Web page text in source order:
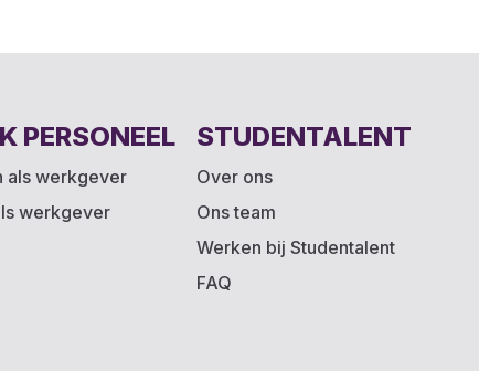
PERSONEEL
als werkgever
werkgever
STUDENTALENT
Over ons
Ons team
Werken bij Studentalent
FAQ